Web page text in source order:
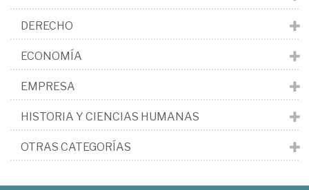
DERECHO
ECONOMÍA
EMPRESA
HISTORIA Y CIENCIAS HUMANAS
OTRAS CATEGORÍAS